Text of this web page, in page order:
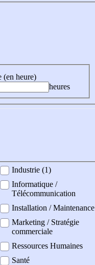
(en heure)
heures
Industrie (1)
Informatique /
Télécommunication
Installation / Maintenance
Marketing / Stratégie
commerciale
Ressources Humaines
Santé